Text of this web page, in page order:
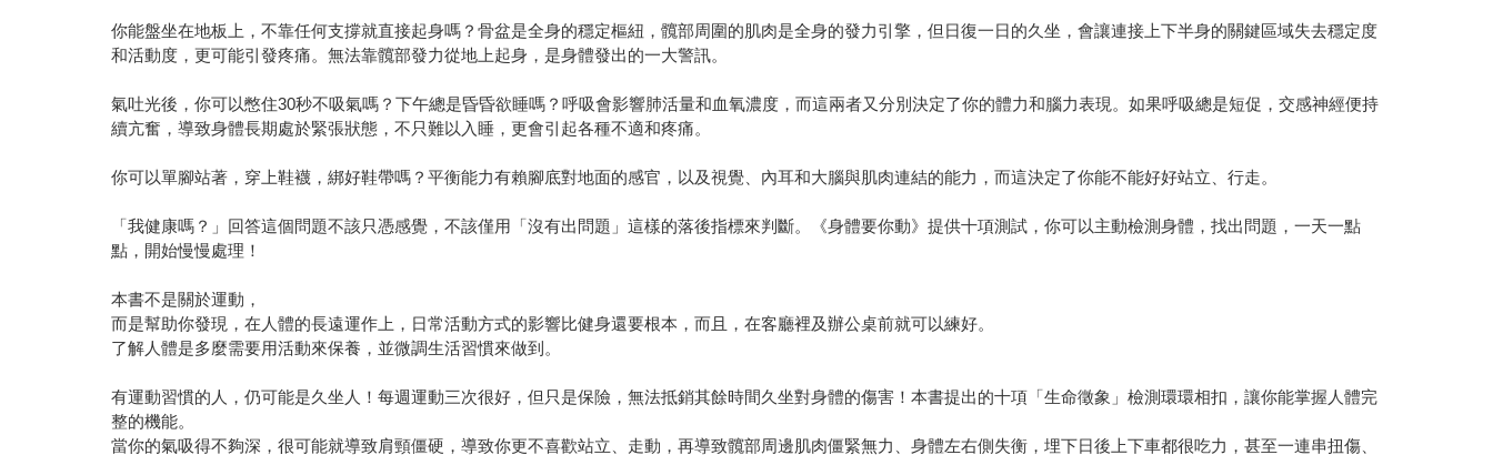
你能盤坐在地板上，不靠任何支撐就直接起身嗎？骨盆是全身的穩定樞紐，髖部周圍的肌肉是全身的發力引擎，但日復一日的久坐，會讓連接上下半身的關鍵區域失去穩定度
和活動度，更可能引發疼痛。無法靠髖部發力從地上起身，是身體發出的一大警訊。
氣吐光後，你可以憋住30秒不吸氣嗎？下午總是昏昏欲睡嗎？呼吸會影響肺活量和血氧濃度，而這兩者又分別決定了你的體力和腦力表現。如果呼吸總是短促，交感神經便持
續亢奮，導致身體長期處於緊張狀態，不只難以入睡，更會引起各種不適和疼痛。
你可以單腳站著，穿上鞋襪，綁好鞋帶嗎？平衡能力有賴腳底對地面的感官，以及視覺、內耳和大腦與肌肉連結的能力，而這決定了你能不能好好站立、行走。
「我健康嗎？」回答這個問題不該只憑感覺，不該僅用「沒有出問題」這樣的落後指標來判斷。《身體要你動》提供十項測試，你可以主動檢測身體，找出問題，一天一點
點，開始慢慢處理！
本書不是關於運動，
而是幫助你發現，在人體的長遠運作上，日常活動方式的影響比健身還要根本，而且，在客廳裡及辦公桌前就可以練好。
了解人體是多麼需要用活動來保養，並微調生活習慣來做到。
有運動習慣的人，仍可能是久坐人！每週運動三次很好，但只是保險，無法抵銷其餘時間久坐對身體的傷害！本書提出的十項「生命徵象」檢測環環相扣，讓你能掌握人體完
整的機能。
當你的氣吸得不夠深，很可能就導致肩頸僵硬，導致你更不喜歡站立、走動，再導致髖部周邊肌肉僵緊無力、身體左右側失衡，埋下日後上下車都很吃力，甚至一連串扭傷、